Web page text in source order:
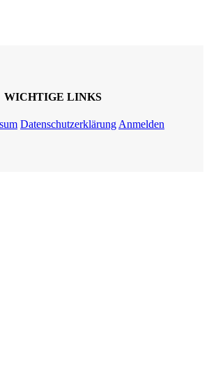
WICHTIGE LINKS
Datenschutzerklärung Anmelden